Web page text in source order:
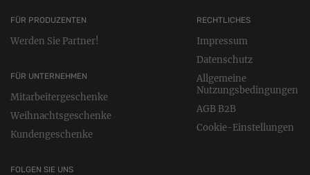
FÜR PRODUZENTEN
Werden Sie Partner!
FÜR UNTERNEHMEN
Mitarbeitergeschenke
Weihnachtsgeschenke
Kundengeschenke
RECHTLICHES
Impressum
Datenschutz
Allgemeine
Nutzungsbedingungen
AGB B2B
Cookie-Einstellungen
FOLGEN SIE UNS